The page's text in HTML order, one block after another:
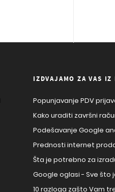
IZDVAJAMO ZA VAS IZ
Popunjavanje PDV
Kako uraditi završni
Podešavanje Google
Prednosti internet
Šta je potrebno za
Google oglasi - Sve
10 razloga zašto Vam